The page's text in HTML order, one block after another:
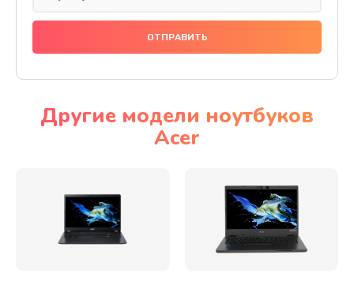
Ремонт подсветки
Настройка BIOS
Замена видеочипа
Другие модели ноутбуков
Acer